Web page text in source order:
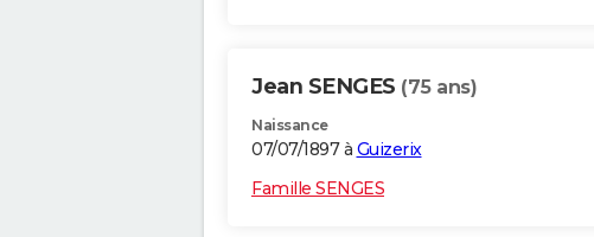
Jean SENGES (75 ans)
Naissance
07/07/1897 à Guizerix
Famille SENGES